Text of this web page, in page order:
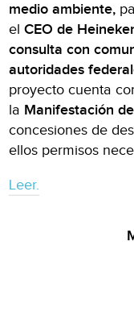
medio ambiente,
elCEO de
consulta con
autoridades
proyecto cuenta
la Manifestación
concesiones de
ellos permisos
Leer.